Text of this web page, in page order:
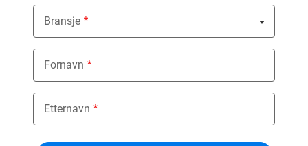
Bransje
Nothing selected
Fornavn
Etternavn